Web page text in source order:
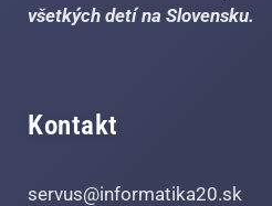
všetkých detí na Slovensku.
Kontakt
servus@informatika20.sk